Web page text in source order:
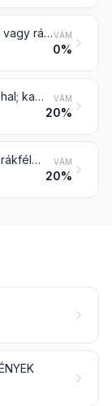
Kivonat és lé húsból, halból vagy rákféléből, puhatestű vagy más gerinctelen víziállatbólVÁM
0%
Elkészített vagy konzervált hal; kaviár és halikrából készített kaviárpótló VÁM
20%
Elkészített vagy konzervált rákféle, puhatestű és más gerinctelen víziállat VÁM
20%